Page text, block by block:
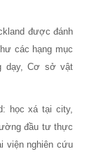
được đánh
các hạng mục
dạy, Cơ sở vật
học xá tại city,
đầu tư thực
viện nghiên cứu